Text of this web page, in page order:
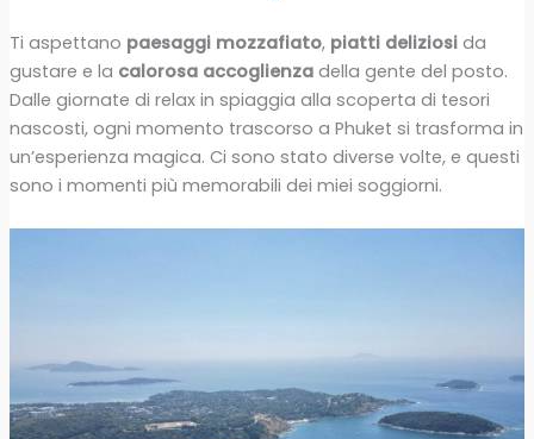
Ti aspettano paesaggi mozzafiato, piatti deliziosida
gustare e la calorosa accoglienzadella gente del posto.
Dalle giornate di relax in spiaggia alla scoperta di tesori
nascosti, ogni momento trascorso a Phuket si trasforma in
un’esperienza magica. Ci sono stato diverse volte, e questi
sono i momenti più memorabili dei miei soggiorni.